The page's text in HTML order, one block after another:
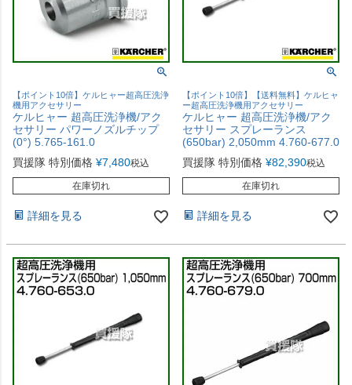
【ポイント10倍】ケルヒャー超高圧洗浄
機用アクセサリー
ケルヒャー 超高圧洗浄機/アク
セサリー パワーノズルチップ
(0°) 5.765-161.0
買援隊 特別価格 ¥7,480税込
在庫切れ
詳細を見る
【ポイント10倍】【送料無料】ケルヒャ
ー超高圧洗浄機用アクセサリー
ケルヒャー 超高圧洗浄機/アク
セサリー スプレーランス
(650bar) 2,050mm 4.760-677.0
買援隊 特別価格 ¥82,390税込
在庫切れ
詳細を見る